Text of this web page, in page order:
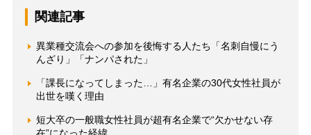
関連記事
異業種交流会への参加を後悔する人たち「名刺自慢にう
んざり」「ナンパされた」
「課長になってしまった…」有名企業の30代女性社員が
出世を嘆く理由
短大卒の一般職女性社員が超有名企業で“欠かせない存